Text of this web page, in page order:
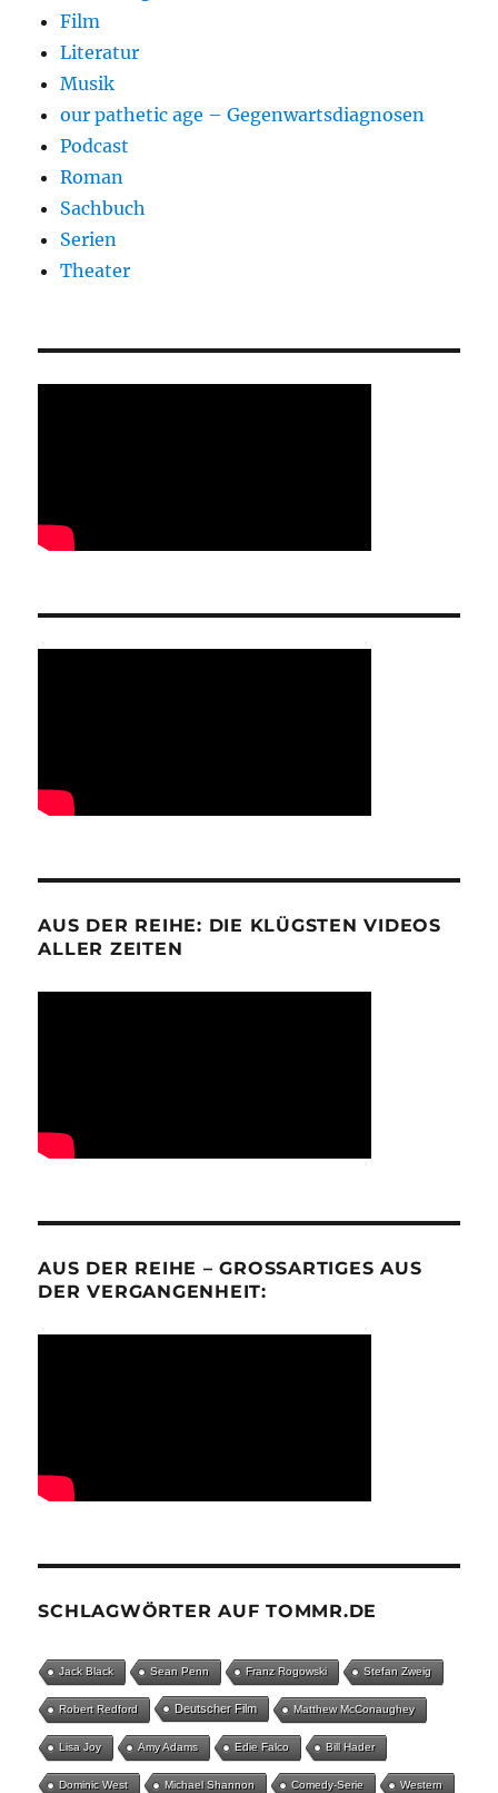
Film
Literatur
Musik
our pathetic age – Gegenwartsdiagnosen
Podcast
Roman
Sachbuch
Serien
Theater
AUS DER REIHE: DIE KLÜGSTEN VIDEOS
ALLER ZEITEN
AUS DER REIHE – GROSSARTIGES AUS D
ER VERGANGENHEIT:
SCHLAGWÖRTER AUF TOMMR.DE
Jack Black Sean Penn Franz Rogowski Stefan Zweig
Robert Redford Deutscher Film Matthew McConaughey
Lisa Joy Amy Adams Edie Falco Bill Hader
Dominic West Michael Shannon Comedy-Serie Western